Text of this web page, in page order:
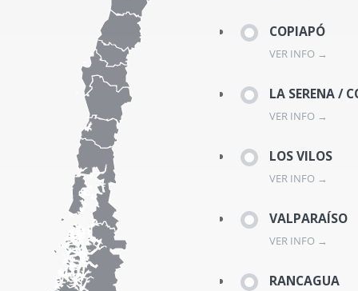
COPIAPÓ
VER INFO →
LA SERENA /
VER INFO →
LOS VILOS
VER INFO →
VALPARAÍSO
VER INFO →
RANCAGUA